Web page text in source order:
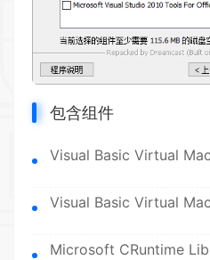
包含组件
Visual Basic Virtual
Visual Basic Virtual
Microsoft CRuntime